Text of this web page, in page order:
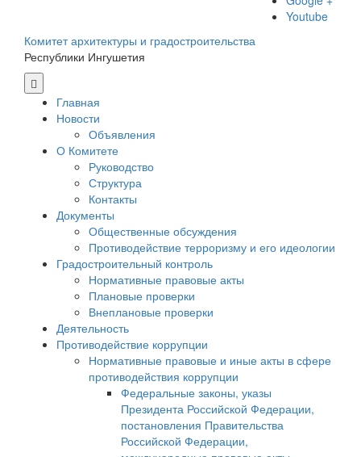
Youtube
Комитет архитектуры и градостроительства
Республики Ингушетия
Главная
Новости
Объявления
О Комитете
Руководство
Структура
Контакты
Документы
Общественные обсуждения
Противодействие терроризму и его идеологии
Градостроительный контроль
Нормативные правовые акты
Плановые проверки
Внеплановые проверки
Деятельность
Противодействие коррупции
Нормативные правовые и иные акты в сфере
противодействия коррупции
Федеральные законы, указы
Президента Российской Федерации,
постановления Правительства
Российской Федерации,